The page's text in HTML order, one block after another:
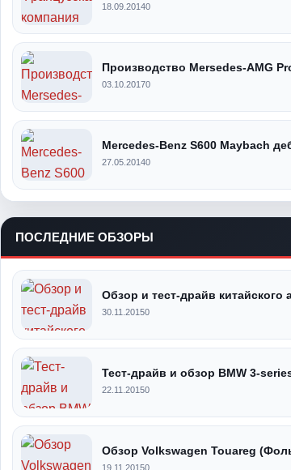
18.09.20140
Производство Mersedes-AMG
03.10.20170
Mercedes-Benz S600 Maybach
27.05.20140
ПОСЛЕДНИЕ ОБЗОРЫ
Обзор и тест-драйв китайского
30.11.20150
Тест-драйв и обзор BMW 3-
22.11.20150
Обзор Volkswagen Touareg
19.11.20150